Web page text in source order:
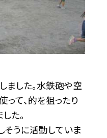
ました。水鉄砲や空
て、的を狙ったり
た。
うに活動していま